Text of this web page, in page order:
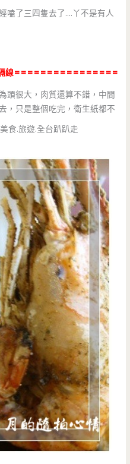
嗑了三四隻去了….丫不是有人
線================
頭很大，肉質還算不錯，中間
，只是整個吃完，衛生紙都不